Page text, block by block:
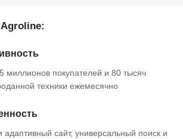
миллионов покупателей и 80 тысяч
техники ежемесячно
адаптивный сайт, универсальный поиск и